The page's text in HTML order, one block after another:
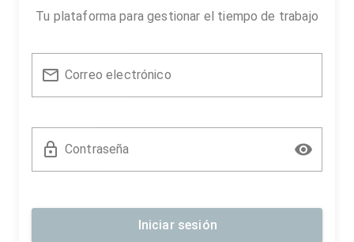
Tu plataforma para gestionar el tiempo de trabajo
Correo electrónico
Contraseña
Iniciar sesión